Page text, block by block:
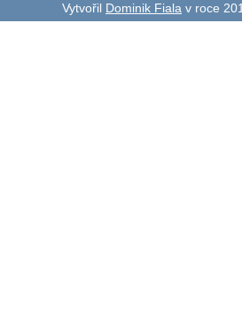
Vytvořil Dominik Fiala v roce